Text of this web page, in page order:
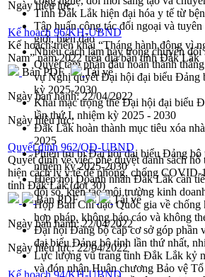
Tỉnh Đắk Lắk hiện đại hóa y tế từ
Tập huấn công tác đối ngoại và
giới, biển đảo
Nhiều cách làm hay trong chuyển
Quyết tâm phấn đấu hoàn thành
vụ Nghị quyết Đại hội đại biểu Đảng
kỳ 2025-2030
Khai mạc trọng thể Đại hội đại biểu
lần thứ I, nhiệm kỳ 2025 - 2030
Đắk Lắk hoàn thành mục tiêu xóa
2025
Phiên trù bị Đại hội đại biểu Đảng
nhiệm kỳ 2025-2030
Hiệp hội Doanh nhân Đắk Lắk cần
đổi số, kiến tạo môi trường kinh
Họp Ban Chỉ đạo Quốc gia về chống
hợp pháp, không báo cáo và không
Đại hội Đảng bộ cấp cơ sở góp phần
đại biểu Đảng bộ tỉnh lần thứ nhất,
Lực lượng vũ trang tỉnh Đắk Lắk kỷ
và đón nhận Huân chương Bảo vệ
Ngày hiệu lực:
Kế hoạch 96/KH-UBND
Kế hoạch triển khai “Tháng hành động vì
Nam” năm 2022 trên địa bàn tỉnh Đắk Lắk
Bản PDF
Tải về
Ngày ban hành:22/04/2022
Ngày hiệu lực:
Quyết định 962/QĐ-UBND
Quyết định về việc phê duyệt danh sách
hiện cách ly y tế để phòng, chống COVID-
tỉnh Đắk Lắk (đợt 30)
Bản PDF
Tải về
Ngày ban hành:22/04/2022
Ngày hiệu lực:22/04/2022